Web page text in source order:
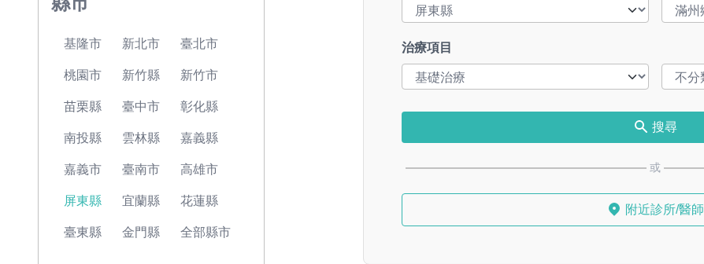
基隆市 新北市 臺北市
桃園市 新竹縣 新竹市
苗栗縣 臺中市 彰化縣
南投縣 雲林縣 嘉義縣
嘉義市 臺南市 高雄市
屏東縣 宜蘭縣 花蓮縣
臺東縣 金門縣 全部縣市
治療項目
搜尋
或
附近診所/醫師